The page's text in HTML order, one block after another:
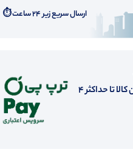
ارسال سریع زیر ۲۴ ساعت ⏱️
خرید اقساطی این کالا تا حداکثر 4